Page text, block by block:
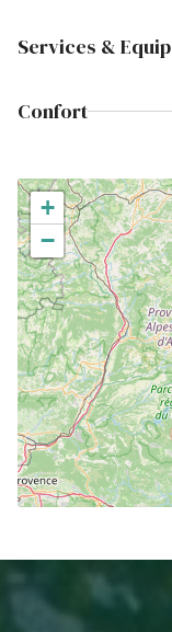
Services &
Confort
+
−